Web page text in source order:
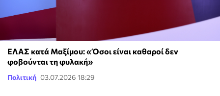
ΕΛΑΣ κατά Μαξίμου: «Όσοι είναι καθαροί δεν
φοβούνται τη φυλακή»
Πολιτική 03.07.2026 18:29